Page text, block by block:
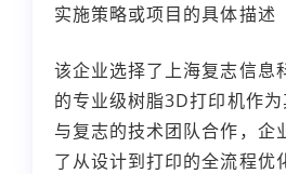
实施策略或项目的具体描述
该企业选择了上海复志信息
的专业级树脂3D打印机作
与复志的技术团队合作，企
了从设计到打印的全流程优